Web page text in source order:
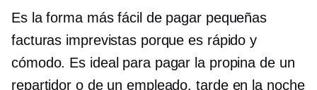
Es la forma más fácil de pagar pequeñas
facturas imprevistas porque es rápido y
cómodo. Es ideal para pagar la propina de un
repartidor o de un empleado.tarde en la noche